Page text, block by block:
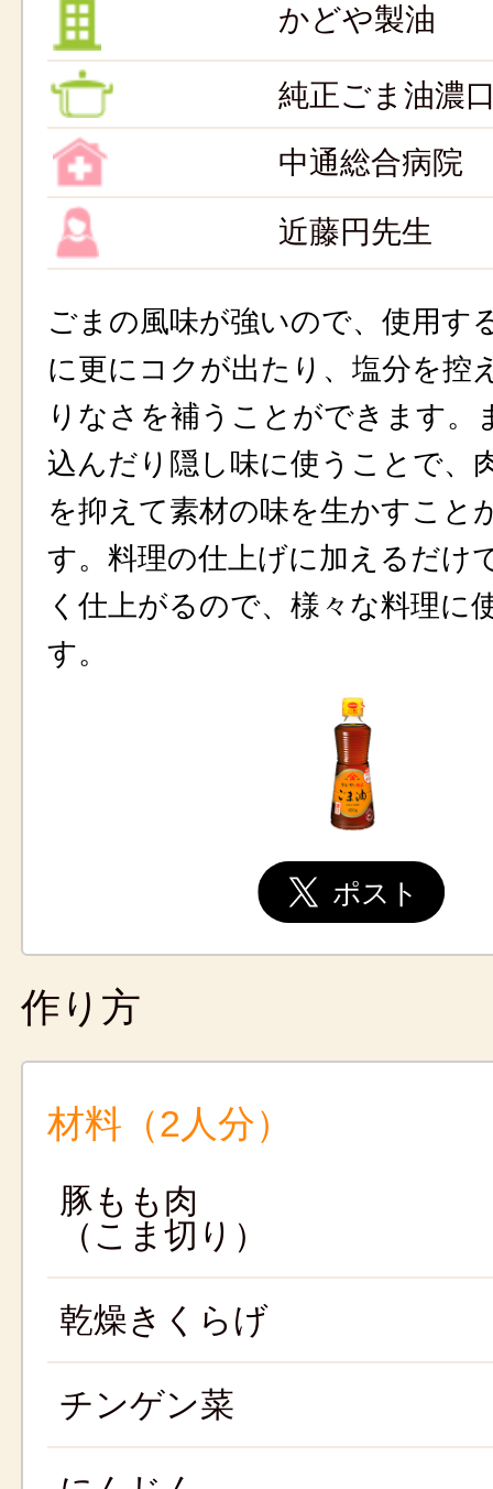
かどや製油
純正ごま油濃
中通総合病院
近藤円先生
ごまの風味が強いので、使用す
に更にコクが出たり、塩分を控
りなさを補うことができます。
込んだり隠し味に使うことで、
を抑えて素材の味を生かすこと
す。料理の仕上げに加えるだけ
く仕上がるので、様々な料理に
す。
作り方
材料（2人分）
豚もも肉
（こま切り）
乾燥きくらげ
チンゲン菜